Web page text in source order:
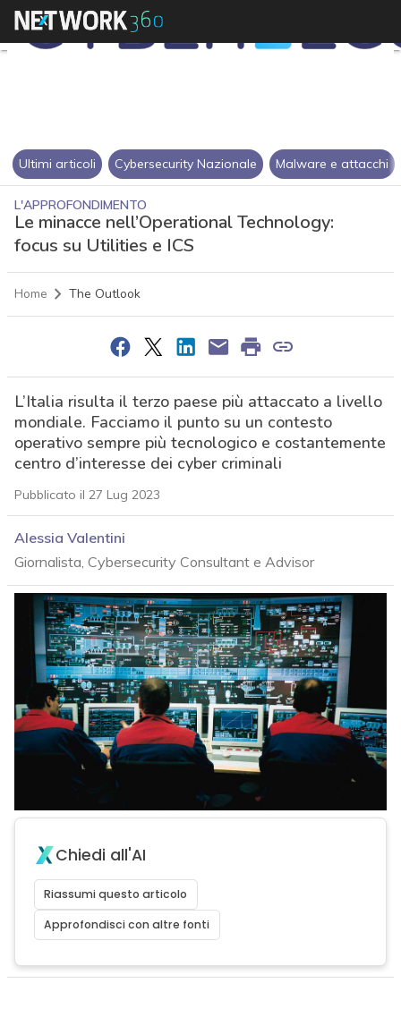
Ultimi articoli Cybersecurity Nazionale Malware e attacchi
L'APPROFONDIMENTO
Le minacce nell’Operational Technology:
focus su Utilities e ICS
Home The Outlook
L’Italia risulta il terzo paese più attaccato a livello
mondiale. Facciamo il punto su un contesto
operativo sempre più tecnologico e costantemente
centro d’interesse dei cyber criminali
Pubblicato il 27 Lug 2023
Alessia Valentini
Giornalista, Cybersecurity Consultant e Advisor
Chiedi all'AI
Riassumi questo articolo
Approfondisci con altre fonti